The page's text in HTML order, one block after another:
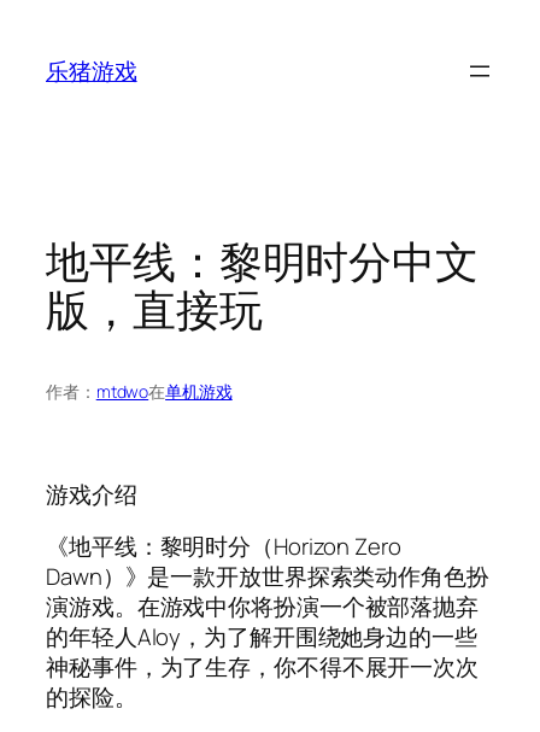
乐猪游戏
地平线：黎明时分中文
版，直接玩
作者： mtdwo在单机游戏
游戏介绍
《地平线：黎明时分（Horizon Zero
Dawn）》是一款开放世界探索类动作角色扮
演游戏。在游戏中你将扮演一个被部落抛弃
的年轻人Aloy，为了解开围绕她身边的一些
神秘事件，为了生存，你不得不展开一次次
的探险。